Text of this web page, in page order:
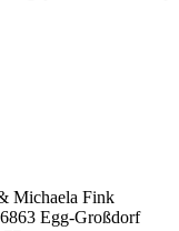
Michaela Fink
Egg-Großdorf